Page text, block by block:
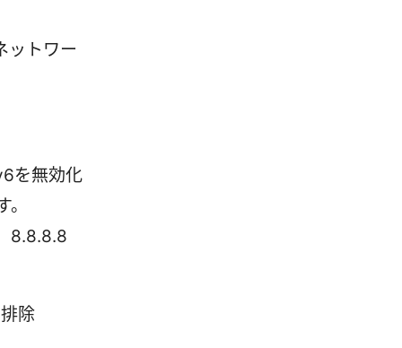
ットワー
を無効化
8.8.8.8
除